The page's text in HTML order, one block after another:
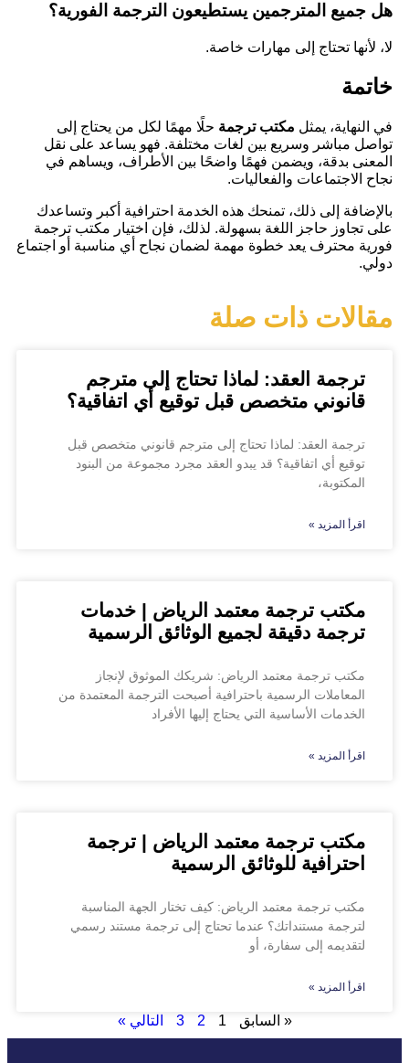
هل جميع المترجمين يستطيعون الترجمة الفورية؟
لا، لأنها تحتاج إلى مهارات خاصة.
خاتمة
في النهاية، يمثل مكتب ترجمة حلًا مهمًا لكل من يحتاج إلى
تواصل مباشر وسريع بين لغات مختلفة. فهو يساعد على نقل
المعنى بدقة، ويضمن فهمًا واضحًا بين الأطراف، ويساهم في
نجاح الاجتماعات والفعاليات.
بالإضافة إلى ذلك، تمنحك هذه الخدمة احترافية أكبر وتساعدك
على تجاوز حاجز اللغة بسهولة. لذلك، فإن اختيار مكتب ترجمة
فورية محترف يعد خطوة مهمة لضمان نجاح أي مناسبة أو اجتماع
دولي.
مقالات ذات صلة
ترجمة العقد: لماذا تحتاج إلى مترجم
قانوني متخصص قبل توقيع أي اتفاقية؟
ترجمة العقد: لماذا تحتاج إلى مترجم قانوني متخصص قبل
توقيع أي اتفاقية؟ قد يبدو العقد مجرد مجموعة من البنود
المكتوبة،
اقرأ المزيد »
مكتب ترجمة معتمد الرياض | خدمات
ترجمة دقيقة لجميع الوثائق الرسمية
مكتب ترجمة معتمد الرياض: شريكك الموثوق لإنجاز
المعاملات الرسمية باحترافية أصبحت الترجمة المعتمدة من
الخدمات الأساسية التي يحتاج إليها الأفراد
اقرأ المزيد »
مكتب ترجمة معتمد الرياض | ترجمة
احترافية للوثائق الرسمية
مكتب ترجمة معتمد الرياض: كيف تختار الجهة المناسبة
لترجمة مستنداتك؟ عندما تحتاج إلى ترجمة مستند رسمي
لتقديمه إلى سفارة، أو
اقرأ المزيد »
« السابق 1
2
3 التالي »